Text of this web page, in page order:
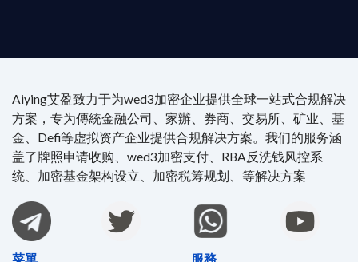
Aiying艾盈致力于为wed3加密企业提供全球一站式合规解决
方案，专为傳統金融公司、家辦、券商、交易所、矿业、基
金、Defi等虚拟资产企业提供合规解决方案。我们的服务涵
盖了牌照申请收购、wed3加密支付、RBA反洗钱风控系
统、加密基金架构设立、加密税筹规划、等解决方案
菜單 服務